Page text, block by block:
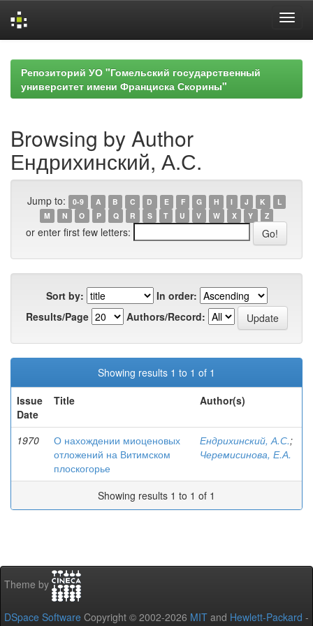
navigationРепозиторий УО "Гомельский государственный
университет имени Франциска Скорины"
Browsing by Author
Ендрихинский, А.С.
Jump to: 0-9 A B C D E F G H I J K
L
M
N O P Q R S T U V W X Y Z
or enter first few letters:
Sort by:
In order:
Results/Page
Authors/Record:
Showing results 1 to 1 of 1
Issue
Date
Title Author(s)
1970
О нахождении миоценовых
отложений на Витимском
плоскогорье
Ендрихинский, А.С.;
Черемисинова, Е.А.
Showing results 1 to 1 of 1
Theme by
DSpace Software Copyright © 2002-2026 MIT and Hewlett-Packard -